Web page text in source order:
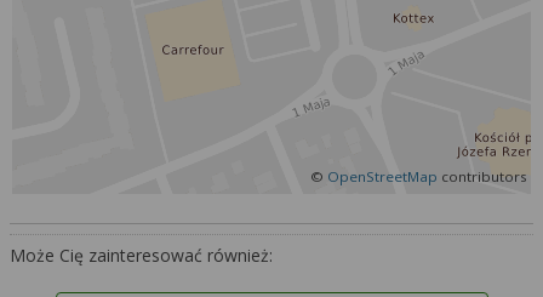
© OpenStreetMap contributors
Może Cię zainteresować również:
Więcej informacji na temat wykorzystywania
narzędzi zewnętrznych w naszym serwisie